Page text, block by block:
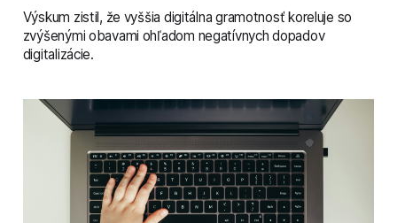
Výskum zistil, že vyššia digitálna gramotnosť koreluje so
zvýšenými obavami ohľadom negatívnych dopadov
digitalizácie.